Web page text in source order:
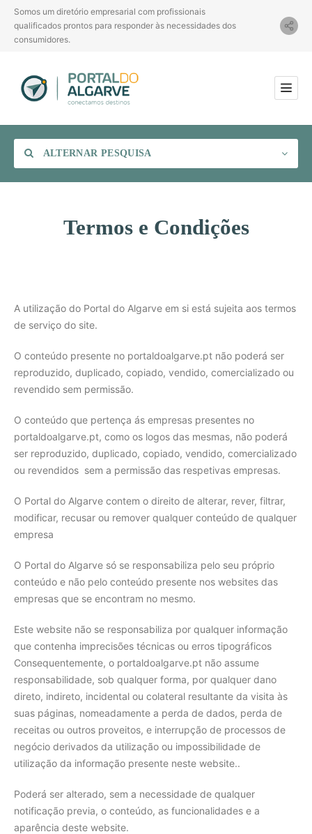
Somos um diretório empresarial com profissionais
qualificados prontos para responder às necessidades dos
consumidores.
ALTERNAR PESQUISA
Procurar
Termos e Condições
A utilização do Portal do Algarve em si está sujeita aos termos
de serviço do site.
O conteúdo presente no portaldoalgarve.pt não poderá ser
reproduzido, duplicado, copiado, vendido, comercializado ou
revendido sem permissão.
O conteúdo que pertença ás empresas presentes no
portaldoalgarve.pt, como os logos das mesmas, não poderá
ser reproduzido, duplicado, copiado, vendido, comercializado
ou revendidos sem a permissão das respetivas empresas.
O Portal do Algarve contem o direito de alterar, rever, filtrar,
modificar, recusar ou remover qualquer conteúdo de qualquer
empresa
O Portal do Algarve só se responsabiliza pelo seu próprio
conteúdo e não pelo conteúdo presente nos websites das
empresas que se encontram no mesmo.
Este website não se responsabiliza por qualquer informação
que contenha imprecisões técnicas ou erros tipográficos
Consequentemente, o portaldoalgarve.pt não assume
responsabilidade, sob qualquer forma, por qualquer dano
direto, indireto, incidental ou colateral resultante da visita às
suas páginas, nomeadamente a perda de dados, perda de
receitas ou outros proveitos, e interrupção de processos de
negócio derivados da utilização ou impossibilidade de
utilização da informação presente neste website..
Poderá ser alterado, sem a necessidade de qualquer
notificação previa, o conteúdo, as funcionalidades e a
aparência deste website.